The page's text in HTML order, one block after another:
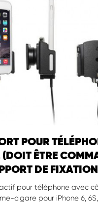
POUR
(DOIT ÊTRE
DE
pour téléphone avec
cigare pour iPhone 6, 6S,